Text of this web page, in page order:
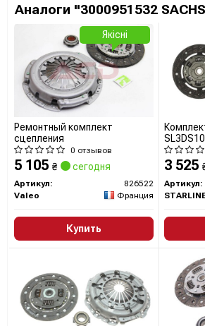
Бренд SACHS значительно
и разработку новейших технологий
производительности и обеспечения
характеристик амортизации
продукция широко используется в
и спорте, подтверждая высокий
Со своим богатым наследием и
разработками, SACHS всегда
производстве амортизаторов и
водителям уверенность в их
во время каждой поездки.
Все запчасти SACHS →
Аналоги "3000951532
Ремонтный комплект
сцепления
0 отзывов
5 105 ₴ сегодня
Артикул:
826522
Valeo
Франция
Купить
Якісні
3 525
Артикул: